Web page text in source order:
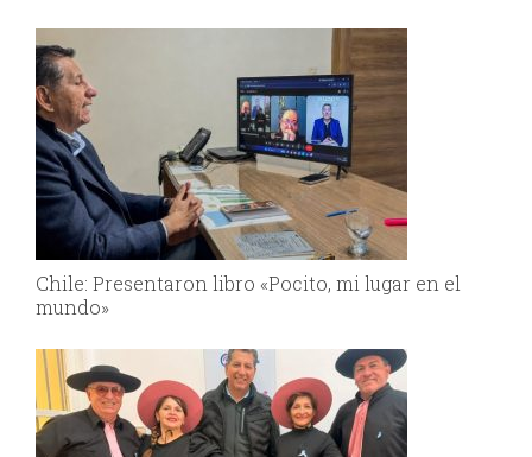
Chile: Presentaron libro «Pocito, mi lugar en el
mundo»